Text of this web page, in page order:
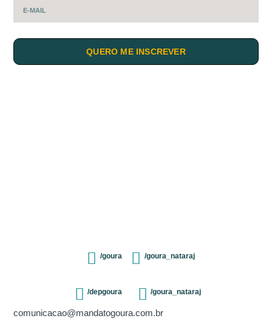
QUERO ME INSCREVER
/goura /goura_nataraj
/depgoura /goura_nataraj
comunicacao@mandatogoura.com.br